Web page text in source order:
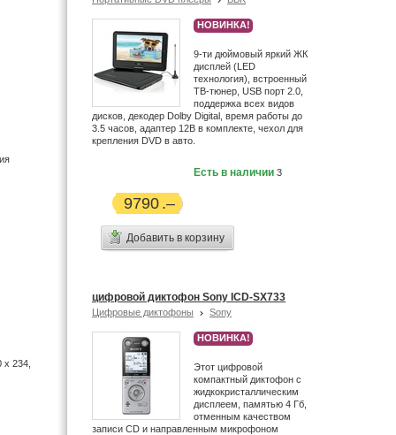
x 234,
Dune (5)
Dvico (2)
DVTech (1)
Edic (6)
Ellion (4)
EMOL (2)
Ergo (1)
Ericsson (1)
Eton (23)
Explay (4)
Garmin (8)
Gmini (2)
Grace Digital (2)
Grundig (14)
Gueray (12)
Haier (4)
Handaer (3)
HiFiMan (1)
НОВИНКА!
9-ти дюймовый яркий ЖК
дисплей (LED
технология), встроенный
ТВ-тюнер, USB порт 2.0,
поддержка всех видов
дисков, декодер Dolby Digital, время работы до
3.5 часов, адаптер 12В в комплекте, чехол для
крепления DVD в авто.
Есть в наличии 3
9790
Добавить в корзину
цифровой диктофон Sony ICD-SX733
Цифровые диктофоны Sony
НОВИНКА!
Этот цифровой
компактный диктофон с
жидкокристаллическим
дисплеем, памятью 4 Гб,
отменным качеством
записи CD и направленным микрофоном